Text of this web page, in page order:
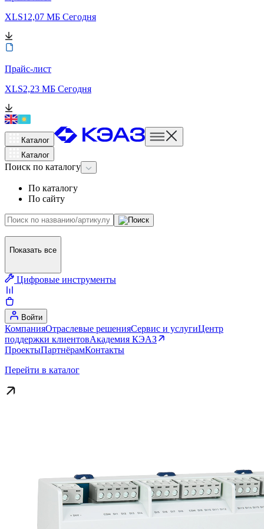
XLS12,07 МБ Сегодня
Прайс-лист
XLS2,23 МБ Сегодня
Каталог
Каталог
Поиск по каталогу
По каталогу
По сайту
Показать все
Цифровые инструменты
Войти
КомпанияОтраслевые решенияСервис и услугиЦентр
поддержки клиентовАкадемия КЭАЗ
ПроектыПартнёрамКонтакты
Перейти в каталог